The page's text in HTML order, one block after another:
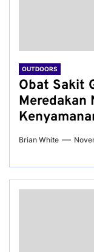
OUTDOORS
Obat Sakit
Meredakan
Brian White